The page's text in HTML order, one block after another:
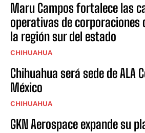
Maru Campos fortalece las
operativas de corporaciones
la región sur del estado
CHIHUAHUA
Chihuahua será sede de ALA
México
CHIHUAHUA
GKN Aerospace expande su